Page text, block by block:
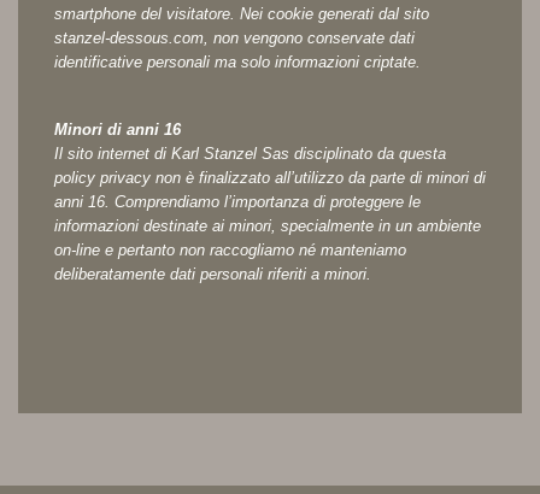
smartphone del visitatore. Nei cookie generati dal sito
stanzel-dessous.com, non vengono conservate dati
identificative personali ma solo informazioni criptate.
Minori di anni 16
Il sito internet di Karl Stanzel Sas disciplinato da questa
policy privacy non è finalizzato all’utilizzo da parte di minori di
anni 16. Comprendiamo l’importanza di proteggere le
informazioni destinate ai minori, specialmente in un ambiente
on-line e pertanto non raccogliamo né manteniamo
deliberatamente dati personali riferiti a minori.